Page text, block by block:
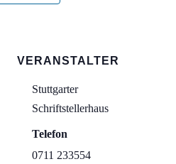
VERANSTALTER
Stuttgarter
Schriftstellerhaus
Telefon
0711 233554